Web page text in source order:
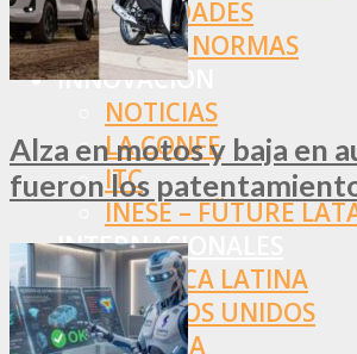
SOCIEDADES
OTRAS NORMAS
INNOVACIÓN
NOTICIAS
LA CONFE
ITC
INESE – FÜTURE
INTERNACIONALES
AMÉRICA LATINA
ESTADOS UNIDOS
EUROPA
Alza en motos y baja en
fueron los